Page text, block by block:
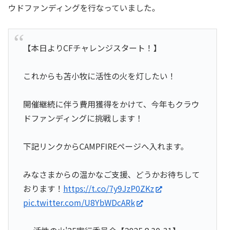
ウドファンディングを行なっていました。
【本日よりCFチャレンジスタート！】
これからも苫小牧に活性の火を灯したい！
開催継続に伴う費用獲得をかけて、今年もクラウ
ドファンディングに挑戦します！
下記リンクからCAMPFIREページへ入れます。
みなさまからの温かなご支援、どうかお待ちして
おります！ https://t.co/7y9JzP0ZKz
pic.twitter.com/U8YbWDcARk